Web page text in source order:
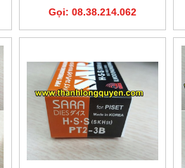
Gọi: 08.38.214.062